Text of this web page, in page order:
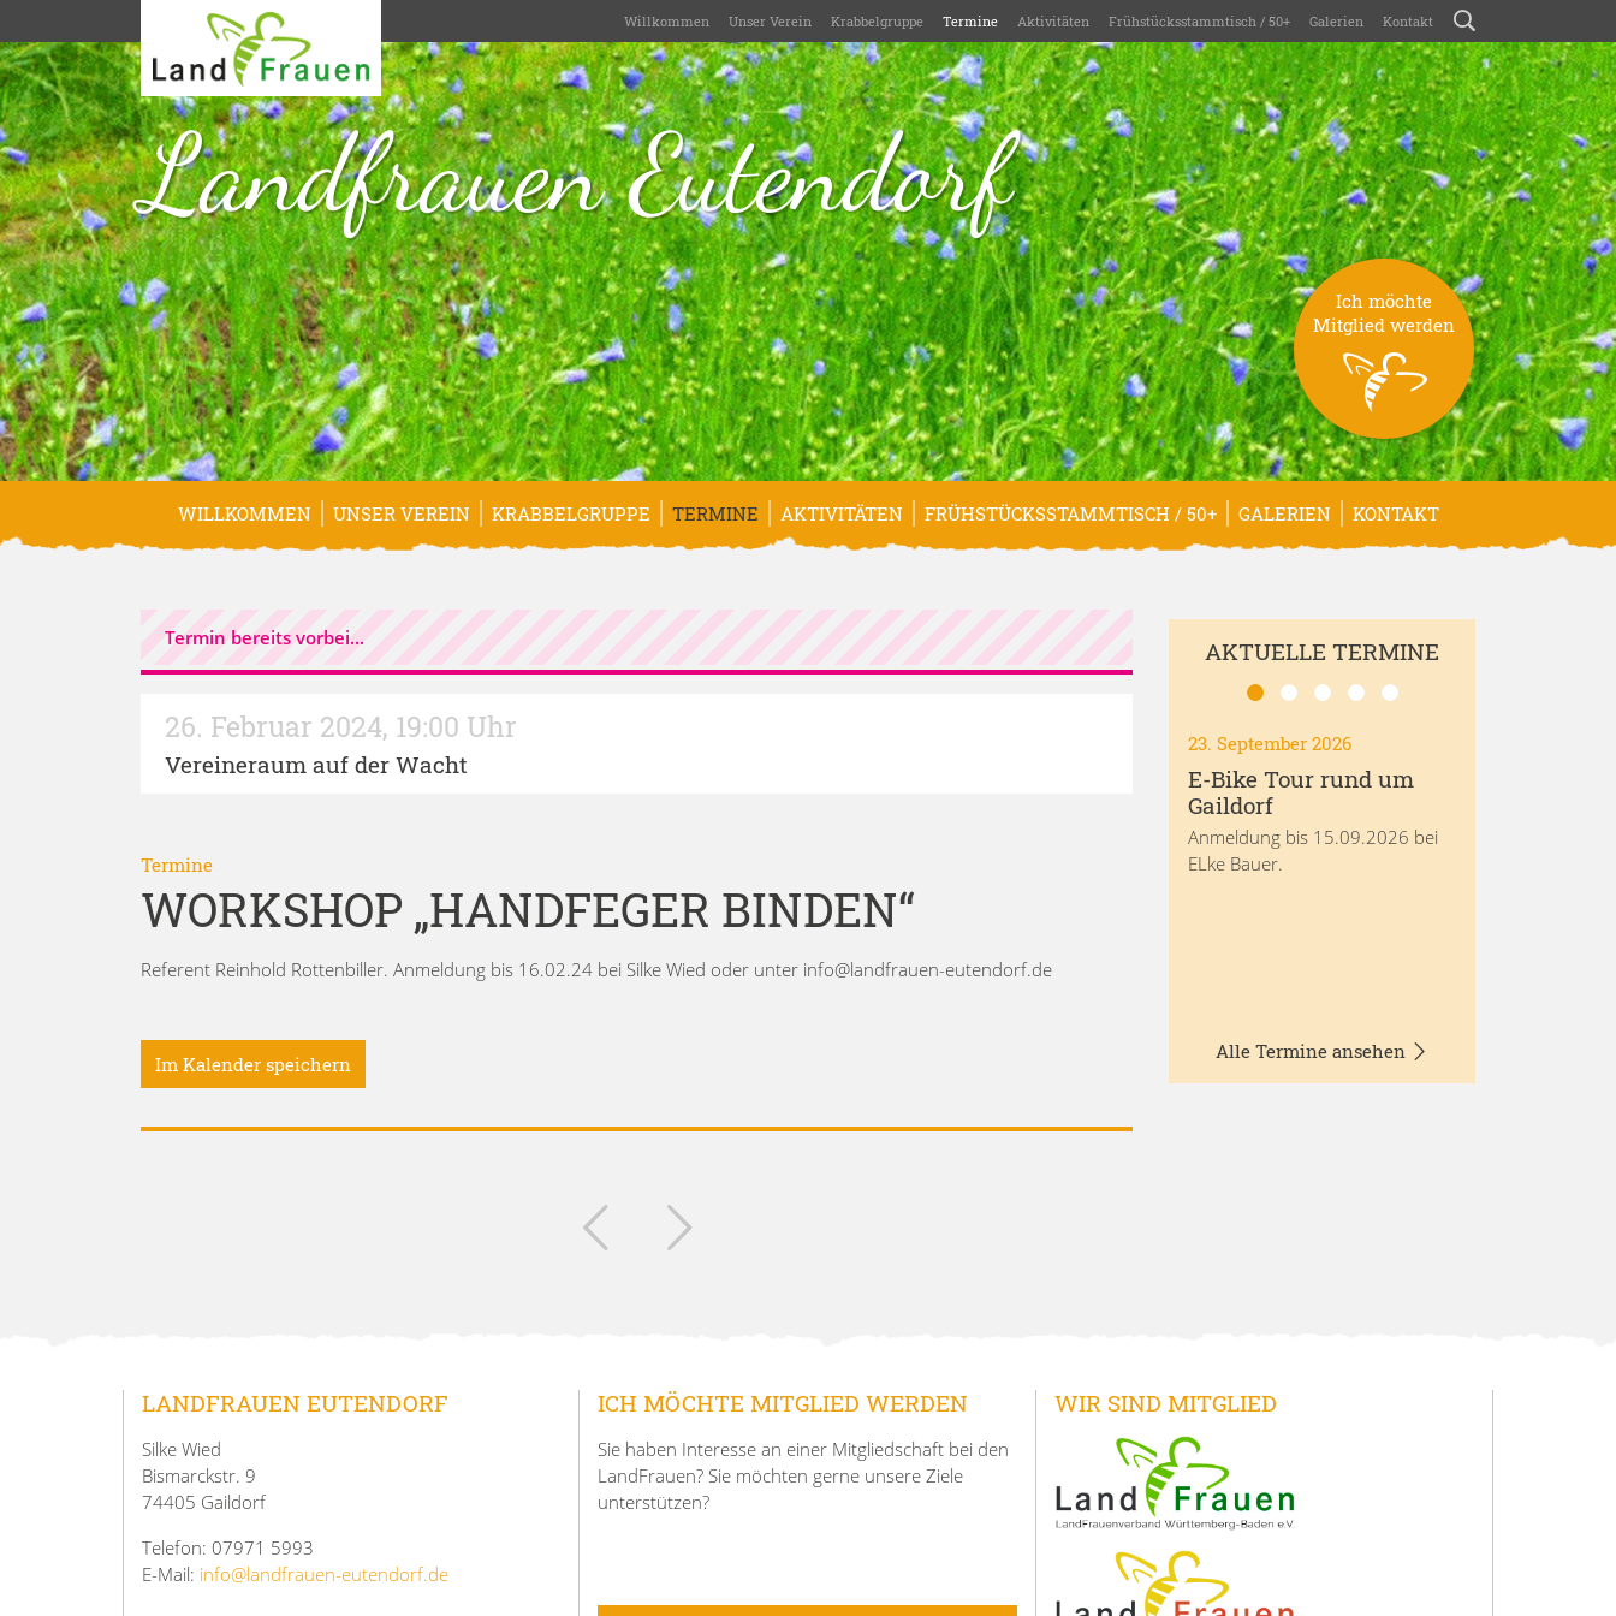
Willkommen Unser Verein Krabbelgruppe Termine Aktivitäten Frühstücksstammtisch / 50+ Galerien Kontakt
Landfrauen Eutendorf
Ich möchte
Mitglied werden
WILLKOMMEN UNSER VEREIN KRABBELGRUPPE TERMINE AKTIVITÄTEN FRÜHSTÜCKSSTAMMTISCH / 50+ GALERIEN KONTAKT
Termin bereits vorbei...
26. Februar 2024, 19:00 Uhr
Vereineraum auf der Wacht
Termine
WORKSHOP „HANDFEGER BINDEN“
Referent Reinhold Rottenbiller. Anmeldung bis 16.02.24 bei Silke Wied oder unter info@landfrauen-eutendorf.de
Im Kalender speichern
AKTUELLE TERMINE
23. September 2026
E-Bike Tour rund um
Gaildorf
Anmeldung bis 15.09.2026 bei
ELke Bauer.
Alle Termine ansehen
LANDFRAUEN EUTENDORF
Silke Wied
Bismarckstr. 9
74405 Gaildorf
Telefon: 07971 5993
E-Mail: info@landfrauen-eutendorf.de
ICH MÖCHTE MITGLIED WERDEN
Sie haben Interesse an einer Mitgliedschaft bei den
LandFrauen? Sie möchten gerne unsere Ziele
unterstützen?
WIR SIND MITGLIED